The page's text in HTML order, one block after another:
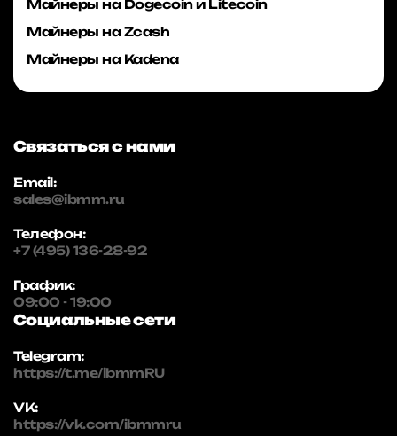
Майнеры на Dogecoin и Litecoin
Майнеры на Zcash
Майнеры на Kadena
Связаться с нами
Email:
sales@ibmm.ru
Телефон:
+7 (495) 136-28-92
График:
09:00 - 19:00
Социальные сети
Telegram:
https://t.me/ibmmRU
VK:
https://vk.com/ibmmru